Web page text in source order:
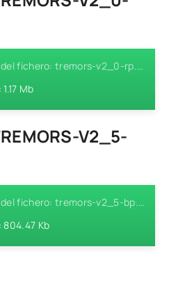
Nombre del fichero: tremors-v2_0-rp.mcpack
Mb
V2_5-
Nombre del fichero: tremors-v2_5-bp.mcpack
804.47 Kb